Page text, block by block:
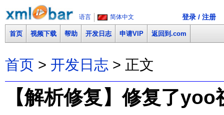
语言 简体中文 登录 / 注册
首页 视频下载 帮助 开发日志 申请VIP 返回到.com
首页 > 开发日志 > 正文
【解析修复】修复了